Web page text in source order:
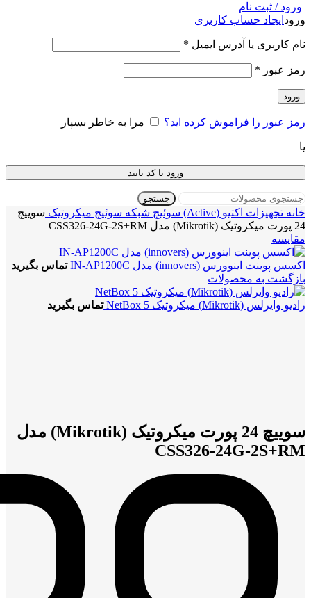
ورود / ثبت نام
ورود ایجاد حساب کاربری
نام کاربری یا آدرس ایمیل *
رمز عبور *
ورود
رمز عبور را فراموش کرده اید؟ مرا به خاطر بسپار
یا
ورود با کد تایید
جستجو
خانه تجهیزات اکتیو (Active) سوئیچ شبکه سوئیچ میکروتیک سوییچ
24 پورت میکروتیک (Mikrotik) مدل CSS326-24G-2S+RM
مقایسه
اکسس پوینت اینوورس (innovers) مدل IN-AP1200C
تماس بگیرید
بازگشت به محصولات
رادیو وایرلس (Mikrotik) میکروتیک NetBox 5 تماس بگیرید
سوییچ 24 پورت میکروتیک (Mikrotik) مدل
CSS326-24G-2S+RM